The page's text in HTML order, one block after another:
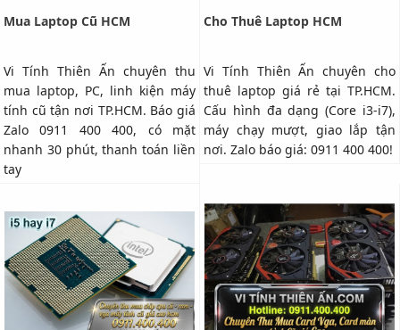
Mua Laptop Cũ HCM
Vi Tính Thiên Ấn chuyên thu
mua laptop, PC, linh kiện máy
tính cũ tận nơi TP.HCM. Báo giá
Zalo 0911 400 400, có mặt
nhanh 30 phút, thanh toán liền
tay
Cho Thuê Laptop HCM
Vi Tính Thiên Ấn chuyên cho
thuê laptop giá rẻ tại TP.HCM.
Cấu hình đa dạng (Core i3-i7),
máy chạy mượt, giao lắp tận
nơi. Zalo báo giá: 0911 400 400!